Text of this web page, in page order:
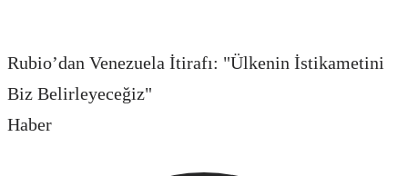
Rubio’dan Venezuela İtirafı: "Ülkenin İstikametini
Biz Belirleyeceğiz"
Haber